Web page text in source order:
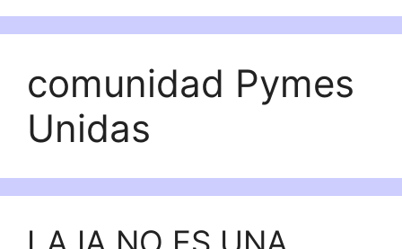
comunidad Pymes
Unidas